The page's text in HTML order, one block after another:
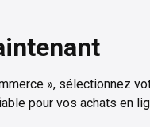
», sélectionnez
pour vos achats en